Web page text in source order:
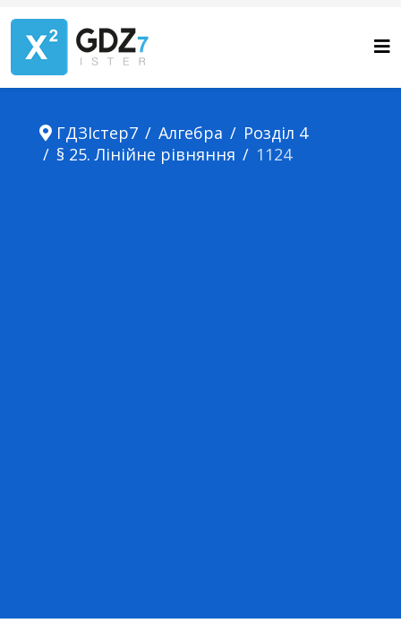
ГДЗІстер7 Алгебра
Розділ 4
§ 25. Лінійне рівняння
1124